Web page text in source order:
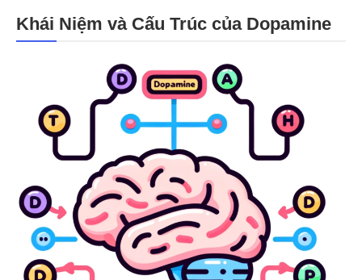
Khái Niệm và Cấu Trúc của Dopamine